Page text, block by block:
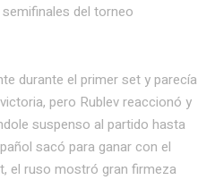
del torneo
durante el primer set y parecía
pero Rublev reaccionó y
suspenso al partido hasta
sacó para ganar con el
el ruso mostró gran firmeza